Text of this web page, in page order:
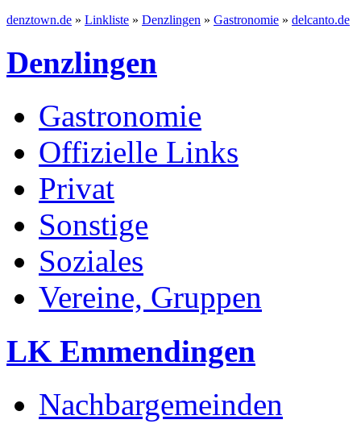
denztown.de » Linkliste » Denzlingen » Gastronomie » delcanto.de
Denzlingen
Gastronomie
Offizielle Links
Privat
Sonstige
Soziales
Vereine, Gruppen
LK Emmendingen
Nachbargemeinden